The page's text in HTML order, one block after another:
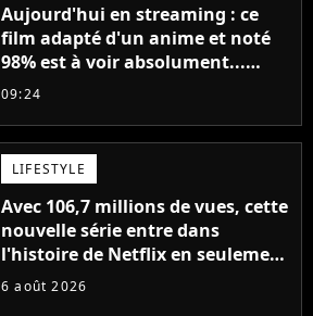
Aujourd'hui en streaming : ce
film adapté d'un anime et noté
98% est à voir absolument...
sinon vous ne comprendrez plus
09:24
LIFESTYLE
Avec 106,7 millions de vues, cette
nouvelle série entre dans
l'histoire de Netflix en seulement
48 jours
6 août 2026